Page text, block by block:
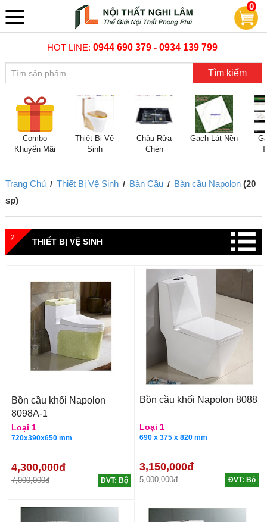
0
HOT LINE:0944 690 379 - 0934 139 799
Tìm kiếm
Combo
Khuyến Mãi
Thiết Bị Vệ
Sinh
Chậu Rửa
Chén
Gạch Lát Nền
Trang Chủ / Thiết Bị Vệ Sinh / Bàn Cầu / Bàn cầu Napolon (20
sp)
2 THIẾT BỊ VỆ SINH
Bồn cầu khối Napolon
8098A-1
Loại 1
720x390x650 mm
4,300,000đ
7,000,000đ ĐVT: Bộ
Bồn cầu khối Napolon 8088
Loại 1
690 x 375 x 820 mm
3,150,000đ
5,000,000đ ĐVT: Bộ